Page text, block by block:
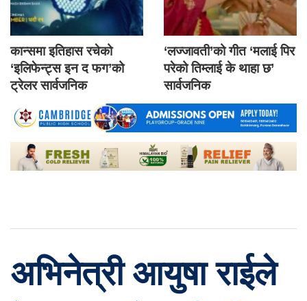
कान्समा इतिहास रचेको
‘इलिफेन्ट्स इन द फग’को
ट्रेलर सार्वजनिक
‘लज्जावती’को गीत ‘मलाई पिर
परेको तिम्लाई के थाहा छ’
सार्वजनिक
अभिनेत्री आयुषा राईले